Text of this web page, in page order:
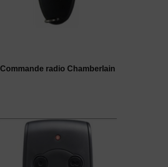
Commande radio Chamberlain